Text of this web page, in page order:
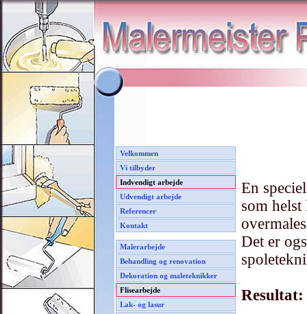
Velkommen
Vi tilbyder
Indvendigt arbejde
Udvendigt arbejde
Referencer
Kontakt
Malerarbejde
Behandling og renovation
Dekoration og maleteknikker
Flisearbejde
Lak- og lasur
En
som
Det er
Resultat: